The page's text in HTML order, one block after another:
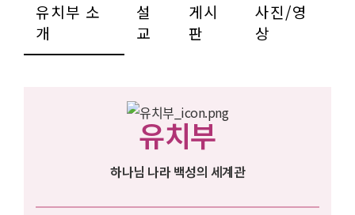
유치부 소
개
설
교
게시
판
사진/영
상
유치부
하나님 나라 백성의 세계관